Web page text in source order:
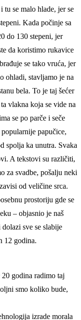
tu se malo hlade, jer se
Kada počinje sa
do 130 stepeni, jer
da koristimo rukavice
se tako vruća, jer
ohladi, stavljamo je na
bela. To je taj šećer
vlakna koja se vide na
se po parče i seče
papučice,
spolja ka unutra. Svaka
A tekstovi su različiti,
za svadbe, pošalju neki
od veličine srca.
prostoriju gde se
– objasnio je naš
sve se slabije
12 godina.
godina radimo taj
smo koliko bude,
izrade morala